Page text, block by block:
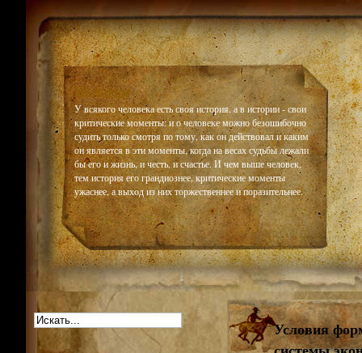
Historiar
У всякого человека есть своя история, а в истории - свои
критические моменты: и о человеке можно безошибочно
судить только смотря по тому, как он действовал и каким
он является в эти моменты, когда на весах судьбы лежали
бы его и жизнь, и честь, и счастье. И чем выше человек,
тем история его грандиознее, критические моменты
ужаснее, а выход из них торжественнее и поразительнее.
Условия